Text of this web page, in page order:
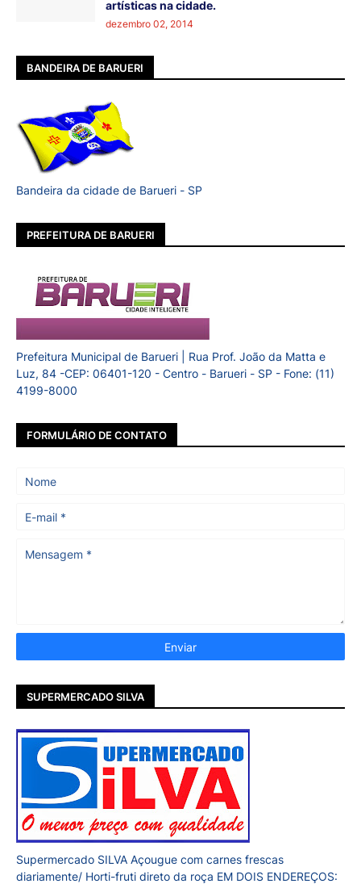
artísticas na cidade.
dezembro 02, 2014
BANDEIRA DE BARUERI
Bandeira da cidade de Barueri - SP
PREFEITURA DE BARUERI
Prefeitura Municipal de Barueri | Rua Prof. João da Matta e
Luz, 84 -CEP: 06401-120 - Centro - Barueri - SP - Fone: (11)
4199-8000
FORMULÁRIO DE CONTATO
SUPERMERCADO SILVA
Supermercado SILVA Açougue com carnes frescas
diariamente/ Horti-fruti direto da roça EM DOIS ENDEREÇOS: